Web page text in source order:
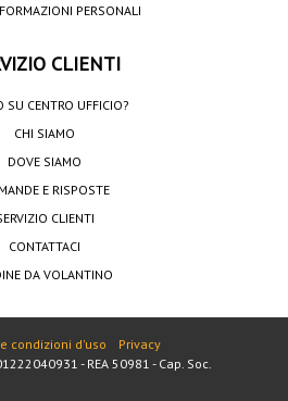
PERSONALI
CLIENTI
SU CENTRO UFFICIO?
CHI SIAMO
DOVE SIAMO
E RISPOSTE
CLIENTI
CONTATTACI
DA VOLANTINO
condizioni d'uso
Privacy
- REA 50981 - Cap. Soc.